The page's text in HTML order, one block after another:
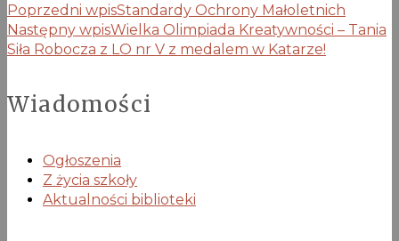
Poprzedni wpisStandardy Ochrony Małoletnich
Następny wpisWielka Olimpiada Kreatywności – Tania
Siła Robocza z LO nr V z medalem w Katarze!
Wiadomości
Ogłoszenia
Z życia szkoły
Aktualności biblioteki